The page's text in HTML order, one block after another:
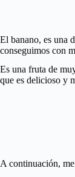
El banano, es una
conseguimos con
Es una fruta de
que es delicioso y
A continuación,